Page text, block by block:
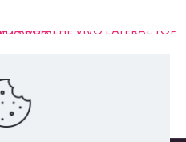
LARGA
75,00